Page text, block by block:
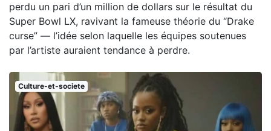
perdu un pari d’un million de dollars sur le résultat du
Super Bowl LX, ravivant la fameuse théorie du “Drake
curse” — l’idée selon laquelle les équipes soutenues
par l’artiste auraient tendance à perdre.
Culture-et-societe